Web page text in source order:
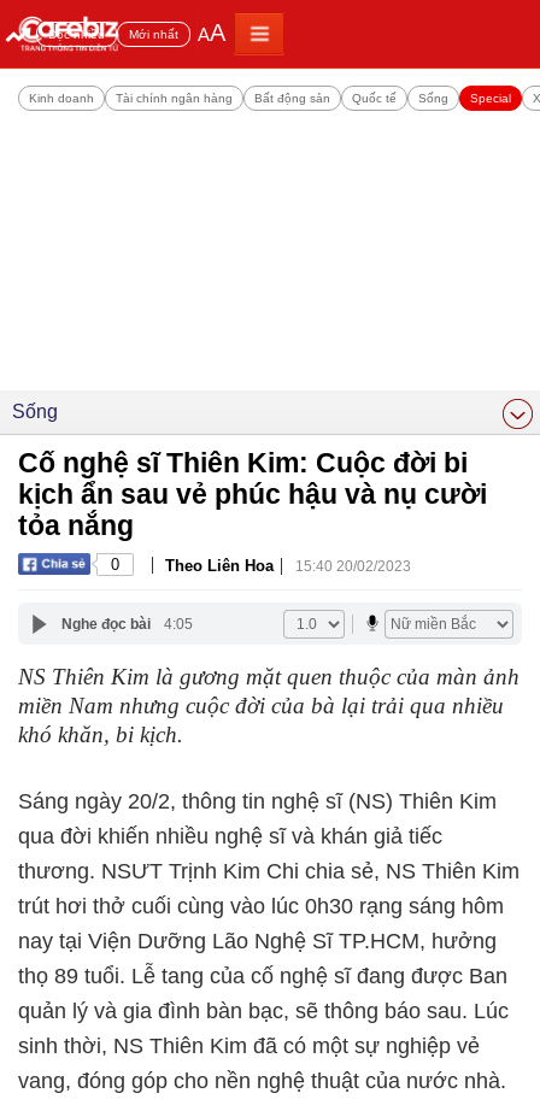
Đọc nhiều Mới nhất AA
Kinh doanh Tài chính ngân hàng Bất động sản Quốc tế Sống Special
Sống
Cố nghệ sĩ Thiên Kim: Cuộc đời bi
kịch ẩn sau vẻ phúc hậu và nụ cười
tỏa nắng
0 | Theo Liên Hoa | 15:40 20/02/2023
Nghe đọc bài 4:05
NS Thiên Kim là gương mặt quen thuộc của màn ảnh
miền Nam nhưng cuộc đời của bà lại trải qua nhiều
khó khăn, bi kịch.
Sáng ngày 20/2, thông tin nghệ sĩ (NS) Thiên Kim
qua đời khiến nhiều nghệ sĩ và khán giả tiếc
thương. NSƯT Trịnh Kim Chi chia sẻ, NS Thiên Kim
trút hơi thở cuối cùng vào lúc 0h30 rạng sáng hôm
nay tại Viện Dưỡng Lão Nghệ Sĩ TP.HCM, hưởng
thọ 89 tuổi. Lễ tang của cố nghệ sĩ đang được Ban
quản lý và gia đình bàn bạc, sẽ thông báo sau. Lúc
sinh thời, NS Thiên Kim đã có một sự nghiệp vẻ
vang, đóng góp cho nền nghệ thuật của nước nhà.